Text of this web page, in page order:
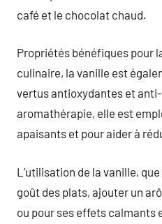
café et le chocolat chaud.
Propriétés bénéfiques pour
culinaire, la vanille est
vertus antioxydantes et
aromathérapie, elle est
apaisants et pour aider à
L’utilisation de la vanille,
goût des plats, ajouter un
ou pour ses effets